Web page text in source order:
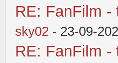
RE: FanFilm -
sky02 - 23-09-
RE: FanFilm -